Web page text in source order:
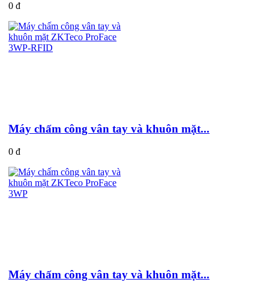
0 đ
Máy chấm công vân tay và khuôn mặt...
0 đ
Máy chấm công vân tay và khuôn mặt...